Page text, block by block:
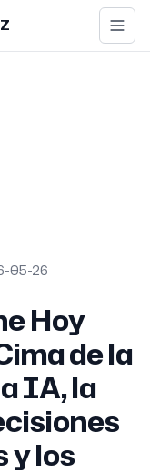
05-26
Hoy
de la
IA, la
y los